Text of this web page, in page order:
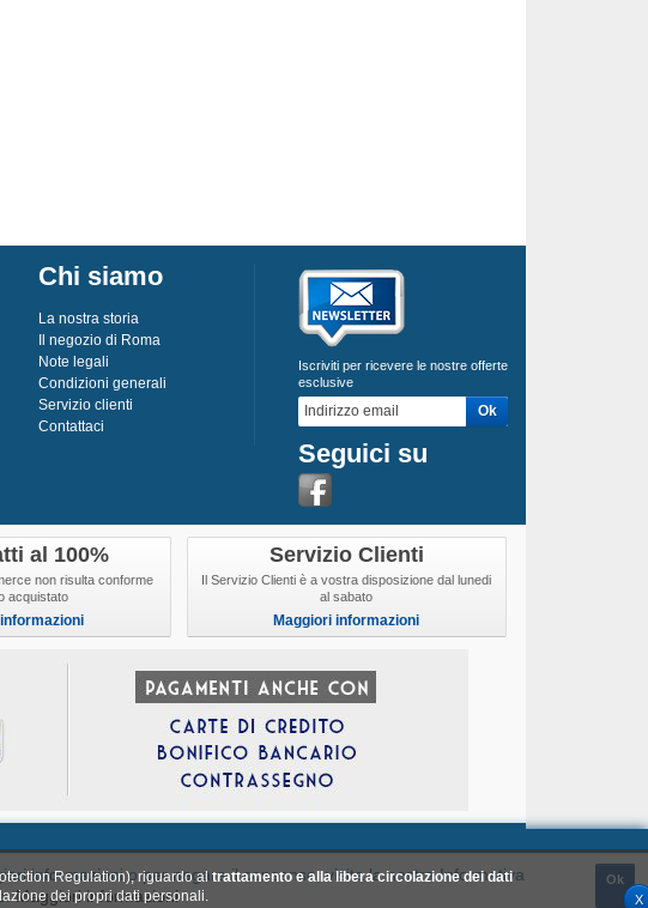
Chi siamo
La nostra storia
Il negozio di Roma
Note legali
Condizioni generali
Servizio clienti
Contattaci
Iscriviti per ricevere le nostre offerte
esclusive
Seguici su
al 100%
non risulta conforme
acquistato
Servizio Clienti
Il Servizio Clienti è a vostra disposizione dal lunedi
al sabato
Maggiori informazioni
informazioni o per negare il consenso, visita la nostra Informativa
Maggiori informazioni
Ok
Regulation), riguardo altrattamento e alla libera circolazione dei dati
dei propri dati personali.
X